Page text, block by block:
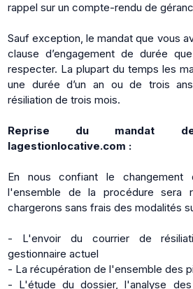
rappel sur un compte-rendu de
Sauf exception, le mandat que vous
clause d’engagement de durée
respecter. La plupart du temps les
une durée d’un an ou de trois
résiliation de trois mois.
Reprise du mandat
lagestionlocative.com :
En nous confiant le changement
l'ensemble de la procédure sera
chargerons sans frais des modalités
- L'envoir du courrier de
gestionnaire actuel
- La récupération de l'ensemble des
- L'étude du dossier, l'analyse